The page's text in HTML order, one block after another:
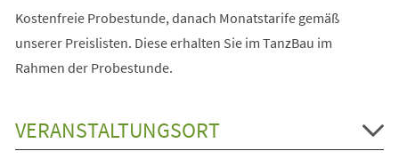
Kostenfreie Probestunde, danach Monatstarife gemäß
unserer Preislisten. Diese erhalten Sie im TanzBau im
Rahmen der Probestunde.
VERANSTALTUNGSORT